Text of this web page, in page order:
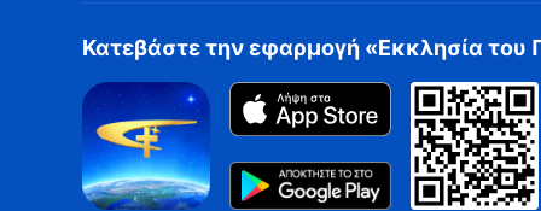
Κατεβάστε την εφαρμογή «Εκκλησία